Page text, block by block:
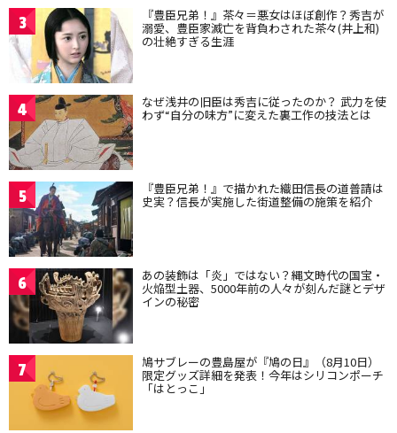
3 『豊臣兄弟！』茶々＝悪女はほぼ創作？秀吉が
溺愛、豊臣家滅亡を背負わされた茶々(井上和)
の壮絶すぎる生涯
4 なぜ浅井の旧臣は秀吉に従ったのか？ 武力を使
わず“自分の味方”に変えた裏工作の技法とは
5 『豊臣兄弟！』で描かれた織田信長の道普請は
史実？信長が実施した街道整備の施策を紹介
6 あの装飾は「炎」ではない？縄文時代の国宝・
火焔型土器、5000年前の人々が刻んだ謎とデザ
インの秘密
7 鳩サブレーの豊島屋が『鳩の日』（8月10日）
限定グッズ詳細を発表！今年はシリコンポーチ
「はとっこ」